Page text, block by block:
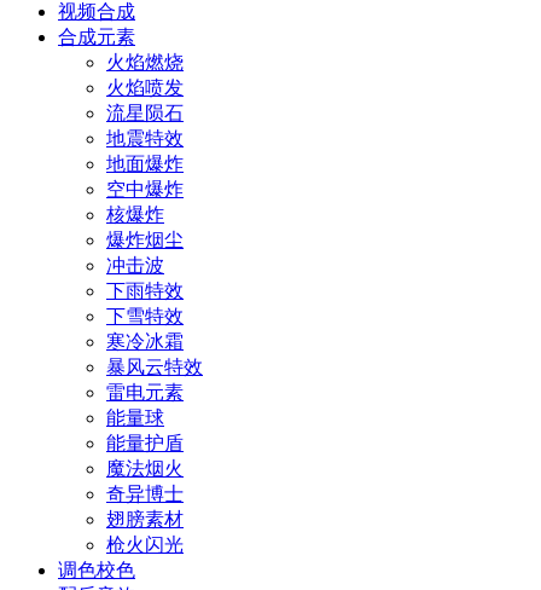
视频合成
合成元素
火焰燃烧
火焰喷发
流星陨石
地震特效
地面爆炸
空中爆炸
核爆炸
爆炸烟尘
冲击波
下雨特效
下雪特效
寒冷冰霜
暴风云特效
雷电元素
能量球
能量护盾
魔法烟火
奇异博士
翅膀素材
枪火闪光
调色校色